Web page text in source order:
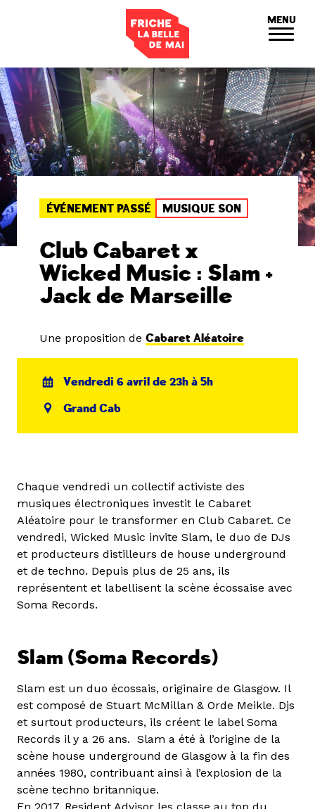
MENU
ÉVÉNEMENT PASSÉ MUSIQUE SON
Club Cabaret x
Wicked Music : Slam +
Jack de Marseille
Une proposition de Cabaret Aléatoire
Vendredi 6 avril de 23h à 5h
Grand Cab
Chaque vendredi un collectif activiste des
musiques électroniques investit le Cabaret
Aléatoire pour le transformer en Club Cabaret. Ce
vendredi, Wicked Music invite Slam, le duo de DJs
et producteurs distilleurs de house underground
et de techno. Depuis plus de 25 ans, ils
représentent et labellisent la scène écossaise avec
Soma Records.
Slam (Soma Records)
Slam est un duo écossais, originaire de Glasgow. Il
est composé de Stuart McMillan & Orde Meikle. Djs
et surtout producteurs, ils créent le label Soma
Records il y a 26 ans. Slam a été à l’origine de la
scène house underground de Glasgow à la fin des
années 1980, contribuant ainsi à l’explosion de la
scène techno britannique.
Panneau de gestion des cookies